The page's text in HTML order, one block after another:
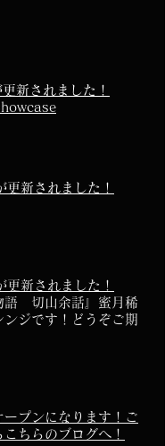
新されました！
新されました！​
新されました！​
語 切山余話』蜜月稀
ンジです！どうぞご期
プンになります！ご
ちらのブログへ！